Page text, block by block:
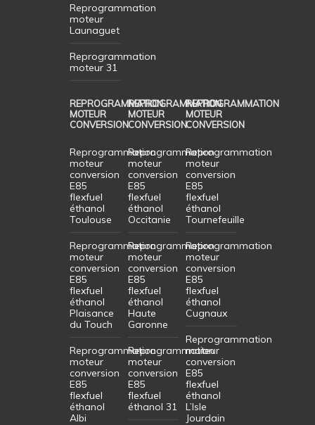
Reprogrammation
moteur
Launaguet
Reprogrammation
moteur 31
REPROGRAMMATION
MOTEUR
CONVERSION
Reprogrammation
moteur
conversion
E85
flexfuel
éthanol
Toulouse
Reprogrammation
moteur
conversion
E85
flexfuel
éthanol
Plaisance
du Touch
Reprogrammation
moteur
conversion
E85
flexfuel
éthanol
Albi
REPROGRAMMATION
MOTEUR
CONVERSION
Reprogrammation
moteur
conversion
E85
flexfuel
éthanol
Occitanie
Reprogrammation
moteur
conversion
E85
flexfuel
éthanol
Haute
Garonne
Reprogrammation
moteur
conversion
E85
flexfuel
éthanol 31
REPROGRAMMATION
MOTEUR
CONVERSION
Reprogrammation
moteur
conversion
E85
flexfuel
éthanol
Tournefeuille
Reprogrammation
moteur
conversion
E85
flexfuel
éthanol
Cugnaux
Reprogrammation
moteur
conversion
E85
flexfuel
éthanol
L’Isle
Jourdain